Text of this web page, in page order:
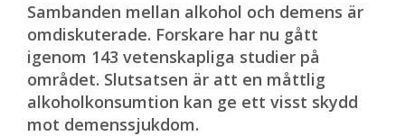
Sambanden mellan alkohol och demens är
omdiskuterade. Forskare har nu gått
igenom 143 vetenskapliga studier på
området. Slutsatsen är att en måttlig
alkoholkonsumtion kan ge ett visst skydd
mot demenssjukdom.